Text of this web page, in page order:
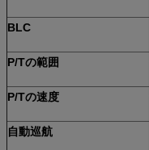
BLC
P/Tの範囲
P/Tの速度
自動巡航